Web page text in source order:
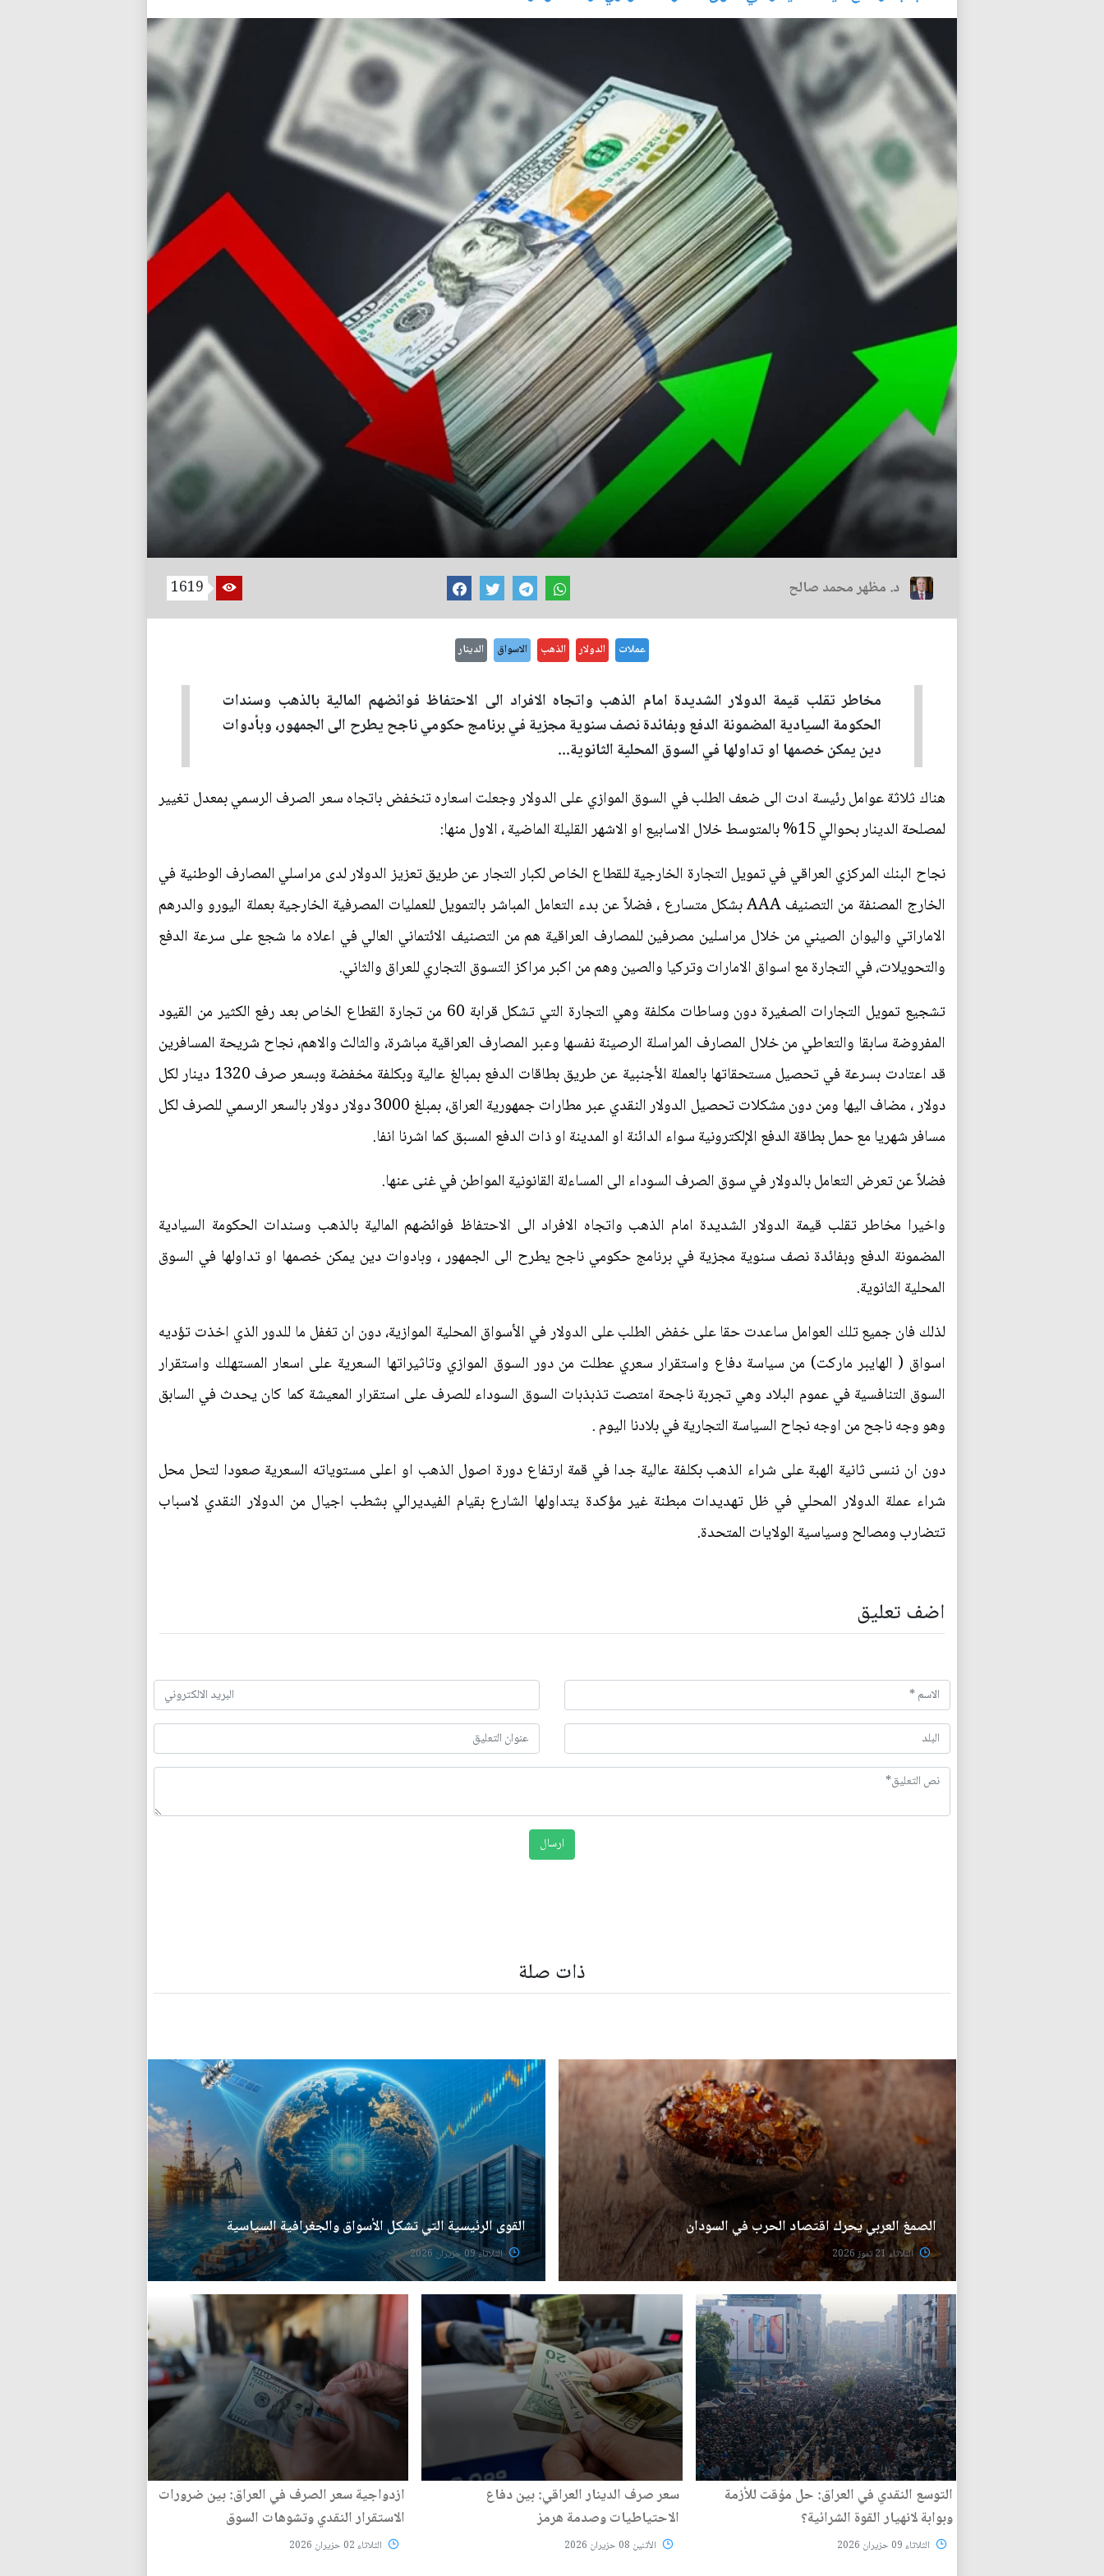
د. مظهر محمد صالح 1619
عملات الدولار الذهب الاسواق الدينار
مخاطر تقلب قيمة الدولار الشديدة امام الذهب واتجاه الافراد الى الاحتفاظ فوائضهم المالية بالذهب وسندات
الحكومة السيادية المضمونة الدفع وبفائدة نصف سنوية مجزية في برنامج حكومي ناجح يطرح الى الجمهور، وبأدوات
دين يمكن خصمها او تداولها في السوق المحلية الثانوية...
هناك ثلاثة عوامل رئيسة ادت الى ضعف الطلب في السوق الموازي على الدولار وجعلت اسعاره تنخفض باتجاه سعر الصرف الرسمي بمعدل تغيير
لمصلحة الدينار بحوالي 15% بالمتوسط خلال الاسابيع او الاشهر القليلة الماضية ، الاول منها:
نجاح البنك المركزي العراقي في تمويل التجارة الخارجية للقطاع الخاص لكبار التجار عن طريق تعزيز الدولار لدى مراسلي المصارف الوطنية في
الخارج المصنفة من التصنيف AAA بشكل متسارع ، فضلاً عن بدء التعامل المباشر بالتمويل للعمليات المصرفية الخارجية بعملة اليورو والدرهم
الاماراتي واليوان الصيني من خلال مراسلين مصرفين للمصارف العراقية هم من التصنيف الائتماني العالي في اعلاه ما شجع على سرعة الدفع
والتحويلات، في التجارة مع اسواق الامارات وتركيا والصين وهم من اكبر مراكز التسوق التجاري للعراق والثاني.
تشجيع تمويل التجارات الصغيرة دون وساطات مكلفة وهي التجارة التي تشكل قرابة 60 من تجارة القطاع الخاص بعد رفع الكثير من القيود
المفروضة سابقا والتعاطي من خلال المصارف المراسلة الرصينة نفسها وعبر المصارف العراقية مباشرة، والثالث والاهم، نجاح شريحة المسافرين
قد اعتادت بسرعة في تحصيل مستحقاتها بالعملة الأجنبية عن طريق بطاقات الدفع بمبالغ عالية وبكلفة مخفضة وبسعر صرف 1320 دينار لكل
دولار ، مضاف اليها ومن دون مشكلات تحصيل الدولار النقدي عبر مطارات جمهورية العراق، بمبلغ 3000 دولار دولار بالسعر الرسمي للصرف لكل
مسافر شهريا مع حمل بطاقة الدفع الإلكترونية سواء الدائنة او المدينة او ذات الدفع المسبق كما اشرنا انفا.
فضلاً عن تعرض التعامل بالدولار في سوق الصرف السوداء الى المساءلة القانونية المواطن في غنى عنها.
واخيرا مخاطر تقلب قيمة الدولار الشديدة امام الذهب واتجاه الافراد الى الاحتفاظ فوائضهم المالية بالذهب وسندات الحكومة السيادية
المضمونة الدفع وبفائدة نصف سنوية مجزية في برنامج حكومي ناجح يطرح الى الجمهور ، وبادوات دين يمكن خصمها او تداولها في السوق
المحلية الثانوية.
لذلك فان جميع تلك العوامل ساعدت حقا على خفض الطلب على الدولار في الأسواق المحلية الموازية، دون ان تغفل ما للدور الذي اخذت تؤديه
اسواق ( الهايبر ماركت) من سياسة دفاع واستقرار سعري عطلت من دور السوق الموازي وتاثيراتها السعرية على اسعار المستهلك واستقرار
السوق التنافسية في عموم البلاد وهي تجربة ناجحة امتصت تذبذبات السوق السوداء للصرف على استقرار المعيشة كما كان يحدث في السابق
وهو وجه ناجح من اوجه نجاح السياسة التجارية في بلادنا اليوم .
دون ان ننسى ثانية الهبة على شراء الذهب بكلفة عالية جدا في قمة ارتفاع دورة اصول الذهب او اعلى مستوياته السعرية صعودا لتحل محل
شراء عملة الدولار المحلي في ظل تهديدات مبطنة غير مؤكدة يتداولها الشارع بقيام الفيديرالي بشطب اجيال من الدولار النقدي لاسباب
تتضارب ومصالح وسياسية الولايات المتحدة.
اضف تعليق
ذات صلة
الصمغ العربي يحرك اقتصاد الحرب في السودان
الثلاثاء 21 تموز 2026
القوى الرئيسية التي تشكل الأسواق والجغرافية السياسية
الثلاثاء 09 حزيران 2026
التوسع النقدي في العراق: حل مؤقت للأزمة
وبوابة لانهيار القوة الشرائية؟
الثلاثاء 09 حزيران 2026
سعر صرف الدينار العراقي: بين دفاع
الاحتياطيات وصدمة هرمز
الأثنين 08 حزيران 2026
ازدواجية سعر الصرف في العراق: بين ضرورات
الاستقرار النقدي وتشوهات السوق
الثلاثاء 02 حزيران 2026